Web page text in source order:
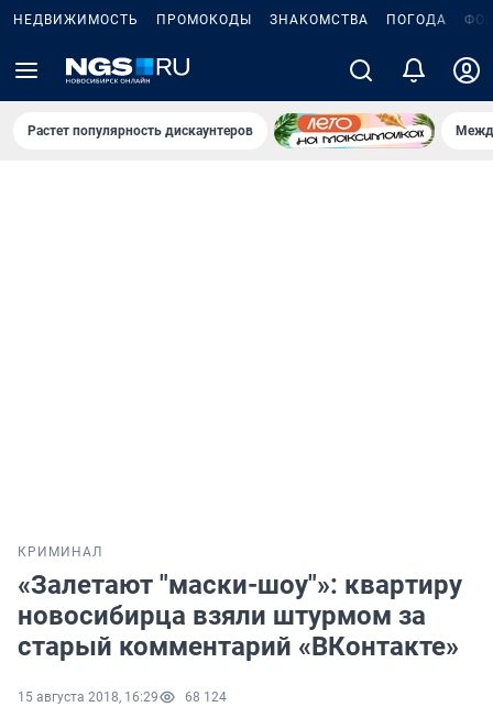
НЕДВИЖИМОСТЬ ПРОМОКОДЫ ЗНАКОМСТВА ПОГОДА
Растет популярность дискаунтеров
КРИМИНАЛ
«Залетают "маски-шоу"»: квартиру
новосибирца взяли штурмом за
старый комментарий «ВКонтакте»
15 августа 2018, 16:29 68 124